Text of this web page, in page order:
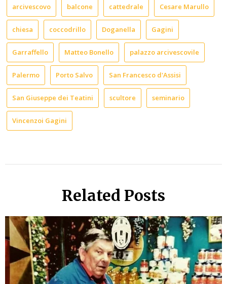
arcivescovo balcone cattedrale Cesare Marullo
chiesa coccodrillo Doganella Gagini
Garraffello Matteo Bonello palazzo arcivescovile
Palermo Porto Salvo San Francesco d'Assisi
San Giuseppe dei Teatini scultore seminario
Vincenzoi Gagini
Related Posts